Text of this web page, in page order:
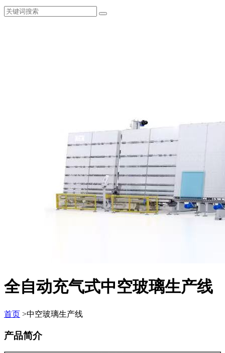
全自动充气式中空玻璃生产线
首页 >中空玻璃生产线
产品简介